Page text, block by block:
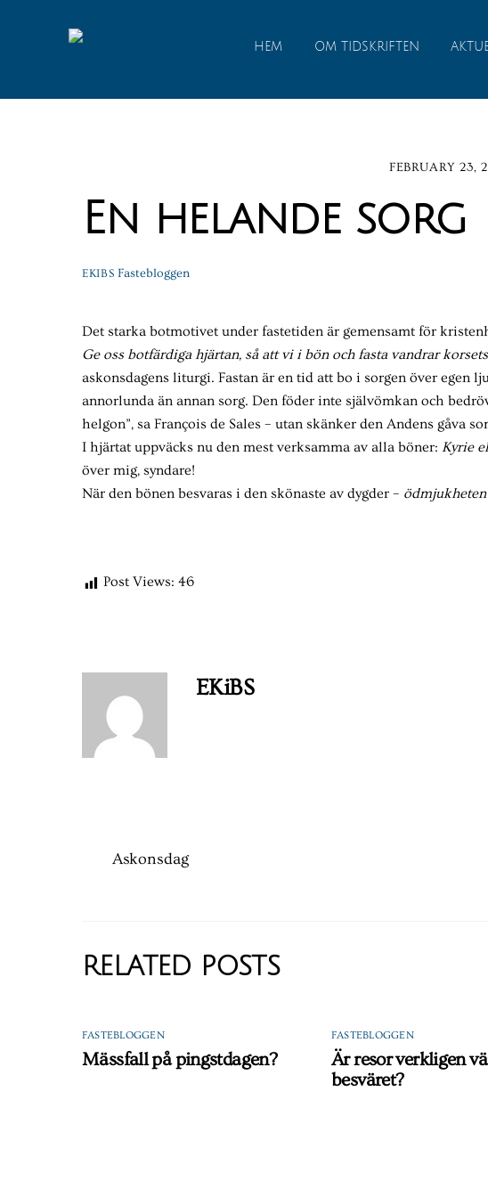
HEM OM TIDSKRIFTEN
FEBRUARY 23,
En helande sorg
EKIBS Fastebloggen
Det starka botmotivet under fastetiden är gemensamt för
Ge oss botfärdiga hjärtan, så att vi i bön och fasta vandrar
askonsdagens liturgi. Fastan är en tid att bo i sorgen över egen
annorlunda än annan sorg. Den föder inte självömkan och
helgon”, sa François de Sales – utan skänker den Andens gåva
I hjärtat uppväcks nu den mest verksamma av alla böner: Kyrie
över mig, syndare!
När den bönen besvaras i den skönaste av dygder – ödmjukheten
Post Views: 46
EKiBS
Askonsdag
RELATED POSTS
FASTEBLOGGEN
Mässfall på pingstdagen?
FASTEBLOGGEN
Är resor verkligen
besväret?